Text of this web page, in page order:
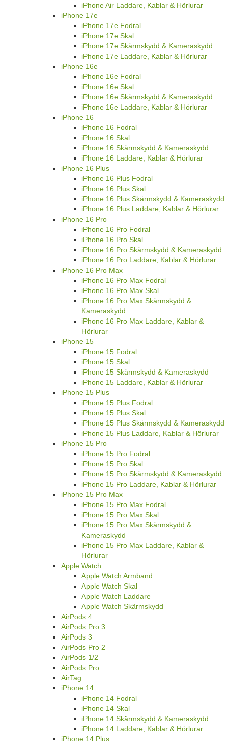
iPhone Air Laddare, Kablar & Hörlurar
iPhone 17e
iPhone 17e Fodral
iPhone 17e Skal
iPhone 17e Skärmskydd & Kameraskydd
iPhone 17e Laddare, Kablar & Hörlurar
iPhone 16e
iPhone 16e Fodral
iPhone 16e Skal
iPhone 16e Skärmskydd & Kameraskydd
iPhone 16e Laddare, Kablar & Hörlurar
iPhone 16
iPhone 16 Fodral
iPhone 16 Skal
iPhone 16 Skärmskydd & Kameraskydd
iPhone 16 Laddare, Kablar & Hörlurar
iPhone 16 Plus
iPhone 16 Plus Fodral
iPhone 16 Plus Skal
iPhone 16 Plus Skärmskydd & Kameraskydd
iPhone 16 Plus Laddare, Kablar & Hörlurar
iPhone 16 Pro
iPhone 16 Pro Fodral
iPhone 16 Pro Skal
iPhone 16 Pro Skärmskydd & Kameraskydd
iPhone 16 Pro Laddare, Kablar & Hörlurar
iPhone 16 Pro Max
iPhone 16 Pro Max Fodral
iPhone 16 Pro Max Skal
iPhone 16 Pro Max Skärmskydd &
Kameraskydd
iPhone 16 Pro Max Laddare, Kablar &
Hörlurar
iPhone 15
iPhone 15 Fodral
iPhone 15 Skal
iPhone 15 Skärmskydd & Kameraskydd
iPhone 15 Laddare, Kablar & Hörlurar
iPhone 15 Plus
iPhone 15 Plus Fodral
iPhone 15 Plus Skal
iPhone 15 Plus Skärmskydd & Kameraskydd
iPhone 15 Plus Laddare, Kablar & Hörlurar
iPhone 15 Pro
iPhone 15 Pro Fodral
iPhone 15 Pro Skal
iPhone 15 Pro Skärmskydd & Kameraskydd
iPhone 15 Pro Laddare, Kablar & Hörlurar
iPhone 15 Pro Max
iPhone 15 Pro Max Fodral
iPhone 15 Pro Max Skal
iPhone 15 Pro Max Skärmskydd &
Kameraskydd
iPhone 15 Pro Max Laddare, Kablar &
Hörlurar
Apple Watch
Apple Watch Armband
Apple Watch Skal
Apple Watch Laddare
Apple Watch Skärmskydd
AirPods 4
AirPods Pro 3
AirPods 3
AirPods Pro 2
AirPods 1/2
AirPods Pro
AirTag
iPhone 14
iPhone 14 Fodral
iPhone 14 Skal
iPhone 14 Skärmskydd & Kameraskydd
iPhone 14 Laddare, Kablar & Hörlurar
iPhone 14 Plus